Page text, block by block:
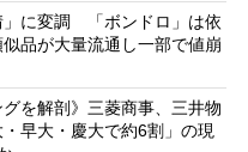
」に変調 「ボンドロ」は依
品が大量流通し一部で値崩
を解剖》三菱商事、三井物
早大・慶大で約6割」の現